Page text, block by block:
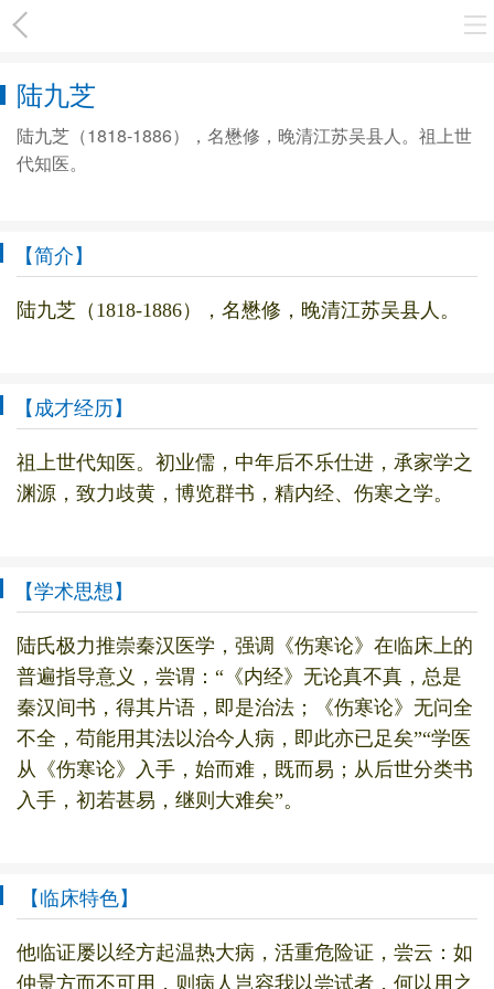
陆九芝
陆九芝（1818-1886），名懋修，晚清江苏吴县人。祖上世
代知医。
【简介】
陆九芝（1818-1886），名懋修，晚清江苏吴县人。
【成才经历】
祖上世代知医。初业儒，中年后不乐仕进，承家学之
渊源，致力歧黄，博览群书，精内经、伤寒之学。
【学术思想】
陆氏极力推崇秦汉医学，强调《伤寒论》在临床上的
普遍指导意义，尝谓：“《内经》无论真不真，总是
秦汉间书，得其片语，即是治法；《伤寒论》无问全
不全，苟能用其法以治今人病，即此亦已足矣”“学医
从《伤寒论》入手，始而难，既而易；从后世分类书
入手，初若甚易，继则大难矣”。
【临床特色】
他临证屡以经方起温热大病，活重危险证，尝云：如
仲景方而不可用，则病人岂容我以尝试者，何以用之